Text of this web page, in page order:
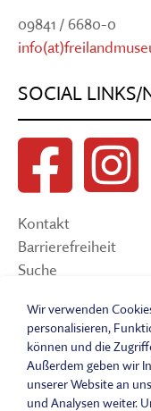
09841 / 6680-0
SOCIAL LINKS/
Kontakt
Barrierefreiheit
Suche
Impressum
Datenschutzerklärung
Leichte Sprache
Wir verwenden
personalisieren,
können und die
Außerdem geben wir
unserer Website an
und Analysen weiter.